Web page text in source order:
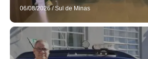
06/08/2026 / Sul de Minas